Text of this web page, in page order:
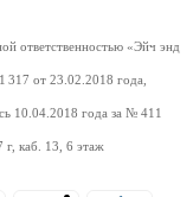
ответственностью «Эйч энд
317 от 23.02.2018 года,
10.04.2018 года за № 411
каб. 13, 6 этаж